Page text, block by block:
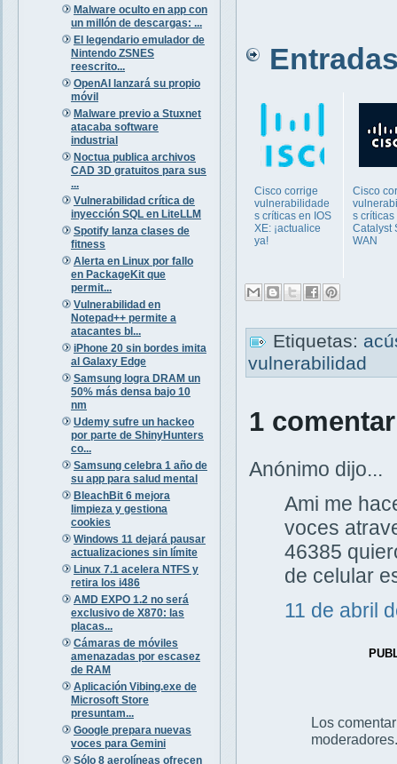
Malware oculto en app con
un millón de descargas: ...
El legendario emulador de
Nintendo ZSNES
reescrito...
OpenAI lanzará su propio
móvil
Malware previo a Stuxnet
atacaba software
industrial
Noctua publica archivos
CAD 3D gratuitos para sus
...
Vulnerabilidad crítica de
inyección SQL en LiteLLM
Spotify lanza clases de
fitness
Alerta en Linux por fallo
en PackageKit que
permit...
Vulnerabilidad en
Notepad++ permite a
atacantes bl...
iPhone 20 sin bordes imita
al Galaxy Edge
Samsung logra DRAM un
50% más densa bajo 10
nm
Udemy sufre un hackeo
por parte de ShinyHunters
co...
Samsung celebra 1 año de
su app para salud mental
BleachBit 6 mejora
limpieza y gestiona
cookies
Windows 11 dejará pausar
actualizaciones sin límite
Linux 7.1 acelera NTFS y
retira los i486
AMD EXPO 1.2 no será
exclusivo de X870: las
placas...
Cámaras de móviles
amenazadas por escasez
de RAM
Aplicación Vibing.exe de
Microsoft Store
presuntam...
Google prepara nuevas
voces para Gemini
Sólo 8 aerolíneas ofrecen
Entradas
Cisco corrige
vulnerabilidade
s críticas en IOS
XE: ¡actualice
ya!
Cisco
s críticas
Catalyst
WAN
Etiquetas:
vulnerabilidad
1
Anónimo dijo...
Ami me
voces
46385
de celular
11 de abril
Los
moderadores.